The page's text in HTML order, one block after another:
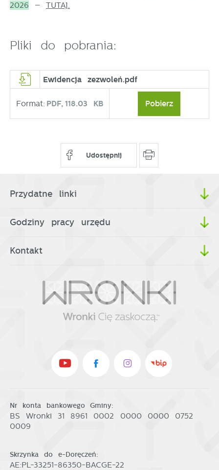
2026 – TUTAJ.
Pliki do pobrania:
Ewidencja zezwoleń.pdf
Format: PDF, 118.03 KB Pobierz
Udostępnij
Przydatne linki
Godziny pracy urzędu
Kontakt
Nr konta bankowego Gminy:
BS Wronki 31 8961 0002 0000 0000 0752
0009
Skrzynka do e-Doręczeń:
AE:PL-33251-86350-BACGE-22